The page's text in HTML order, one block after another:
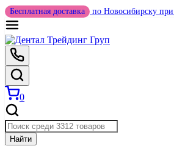
Бесплатная доставка по Новосибирску
0
Найти